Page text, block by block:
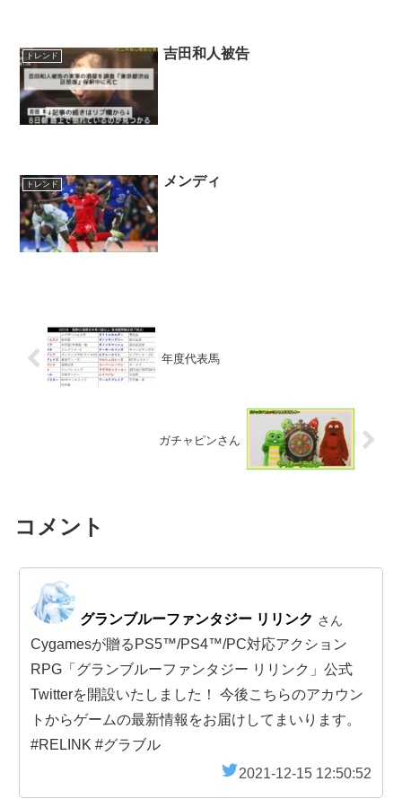
トレンド 吉田和人被告
トレンド メンディ
年度代表馬
ガチャピンさん
コメント
グランブルーファンタジー リリンク さん
Cygamesが贈るPS5™/PS4™/PC対応アクション
RPG「グランブルーファンタジー リリンク」公式
Twitterを開設いたしました！ 今後こちらのアカウン
トからゲームの最新情報をお届けしてまいります。
#RELINK #グラブル
2021-12-15 12:50:52